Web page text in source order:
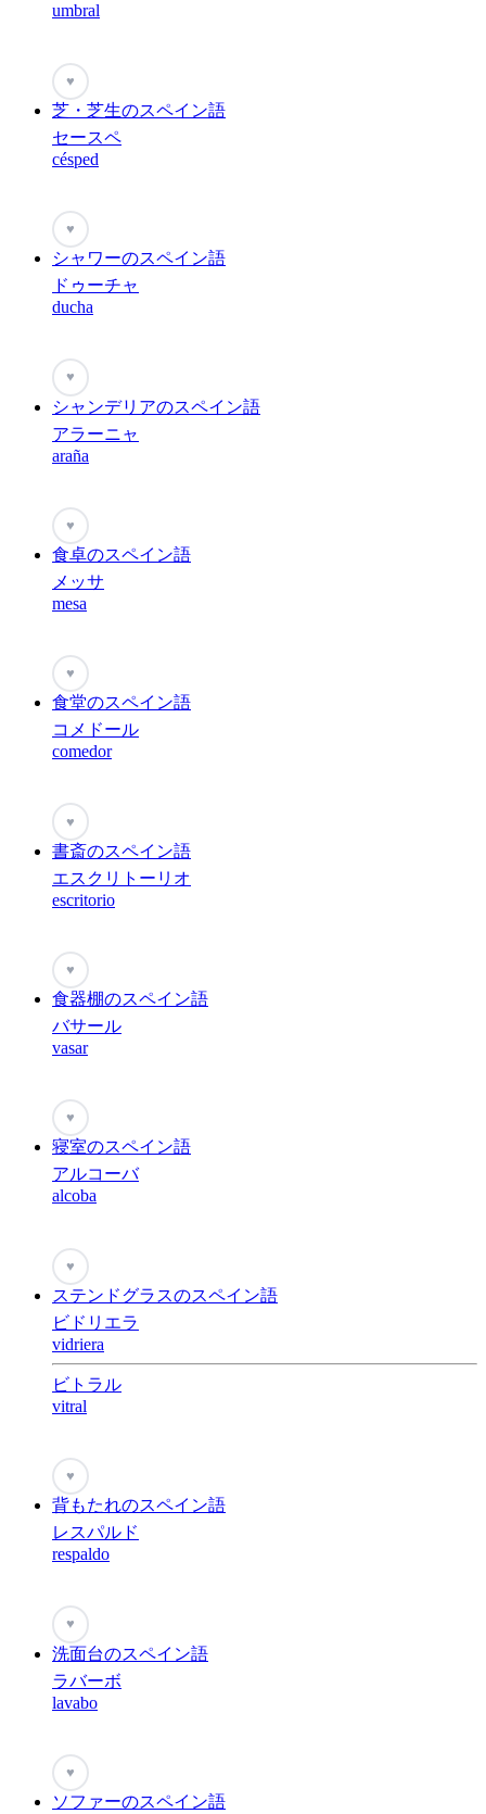
umbral
♥
芝・芝生のスペイン語
セースペ
césped
♥
シャワーのスペイン語
ドゥーチャ
ducha
♥
シャンデリアのスペイン語
アラーニャ
araña
♥
食卓のスペイン語
メッサ
mesa
♥
食堂のスペイン語
コメドール
comedor
♥
書斎のスペイン語
エスクリトーリオ
escritorio
♥
食器棚のスペイン語
バサール
vasar
♥
寝室のスペイン語
アルコーバ
alcoba
♥
ステンドグラスのスペイン語
ビドリエラ
vidriera
ビトラル
vitral
♥
背もたれのスペイン語
レスパルド
respaldo
♥
洗面台のスペイン語
ラバーボ
lavabo
♥
ソファーのスペイン語